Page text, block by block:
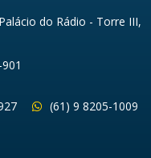
do Rádio - Torre III,
(61) 9 8205-1009